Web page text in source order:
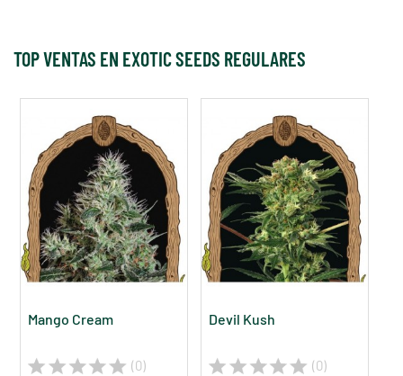
TOP VENTAS EN EXOTIC SEEDS REGULARES
Mango Cream
(0)
Devil Kush
(0)